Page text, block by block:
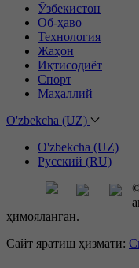
Ўзбекистон
Об-ҳаво
Технология
Жаҳон
Иқтисодиёт
Спорт
Маҳаллий
O'zbekcha (UZ)
O'zbekcha (UZ)
Русский (RU)
ҳимояланган.
Сайт яратиш ҳизмати: